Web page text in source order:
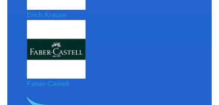
Erich Krause
Faber-Castell